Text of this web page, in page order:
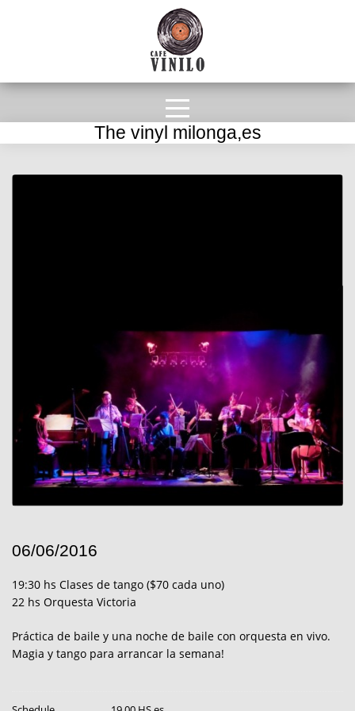
The vinyl milonga,es
06/06/2016
19:30 hs Clases de tango ($70 cada uno)
22 hs Orquesta Victoria
Práctica de baile y una noche de baile con orquesta en vivo.
Magia y tango para arrancar la semana!